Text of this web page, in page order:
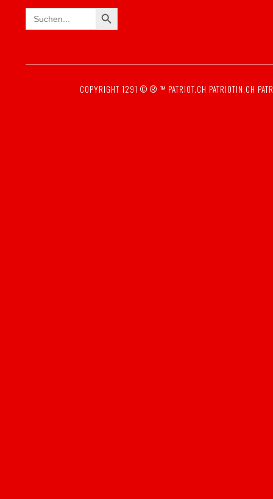
Search
for:
SEARCH BUTTON
COPYRIGHT 1291 © ® ™ PATRIOT.CH PATRIOTIN.CH